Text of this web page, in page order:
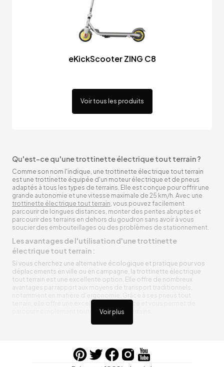
eKickScooter ZING C8
Voir tous les produits
Voir plus
Qu'est-ce qu'une trottinette électrique tout terrain ?
Comme son nom l'indique, une trottinette électrique tout terrain
est une trottinette équipée d'un moteur électrique et de pneus
adaptés à tous les types de terrains. Elle est conçue pour offrir une
grande autonomie et une vitesse maximale de 25 km/h. Avec une
trottinette électrique tout terrain, vous pouvez facilement
parcourir de longues distances, monter des pentes abruptes et
parcourir des terrains en dehors du goudron sans avoir à vous
soucier des embouteillages ou des problèmes de stationnement.
Les avantages de l'utilisation d'une trottinette
électrique tout terrain :
Si vous cherchez une alternative écologique et pratique pour vos
déplacements en ville ou en campagne, la trottinette électrique
tout terrain est une excellente option. Elle offre de nombreux
avantages par rapport aux moyens de transport traditionnels,
notamment en matière d'ergonomie. Grâce à ses pneus tout
terrain, elle offre une excellente adhérence et vous permet de
parcourir simplement toutes sortes de terrains.
Trottinette électrique tout terrain ergonomique
entre vos trajets, vous n’aurez pas à vous soucier de l’état de sa
batterie. De plus, elle est équipée de pneus résistants qui peuvent